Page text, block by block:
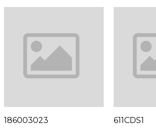
186003023 611CDS1